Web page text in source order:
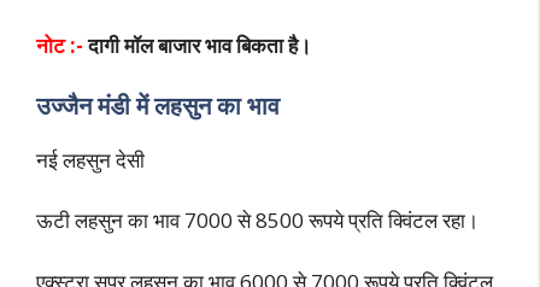
नोट :-दागी मॉल बाजार भाव बिकता है।
उज्जैन मंडी में लहसुन का भाव
नई लहसुन देसी
ऊटी लहसुन का भाव 7000 से 8500 रूपये प्रति क्विंटल रहा।
एक्स्ट्रा सुपर लहसुन का भाव 6000 से 7000 रूपये प्रति क्विंटल